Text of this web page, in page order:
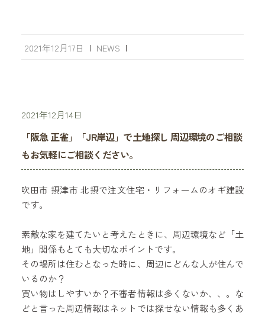
2021年12月17日 | NEWS |
2021年12月14日
「阪急 正雀」「JR岸辺」で土地探し 周辺環境のご相談
もお気軽にご相談ください。
吹田市 摂津市 北摂で注文住宅・リフォームのオギ建設
です。
素敵な家を建てたいと考えたときに、周辺環境など「土
地」関係もとても大切なポイントです。
その場所は住むとなった時に、周辺にどんな人が住んで
いるのか？
買い物はしやすいか？不審者情報は多くないか、、。な
どと言った周辺情報はネットでは探せない情報も多くあ